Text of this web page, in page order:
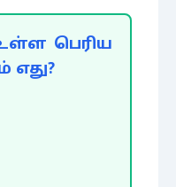
பெரிய
எது?